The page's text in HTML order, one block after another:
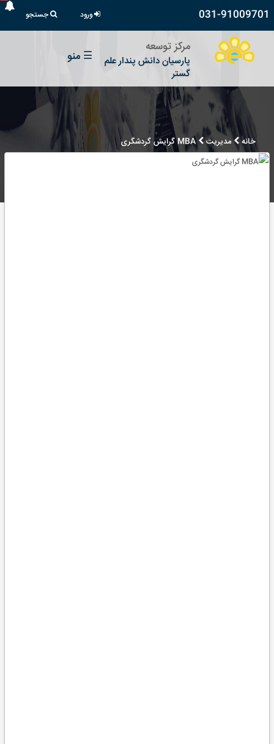
031-91009701 ورود جستجو
مرکز توسعه
پارسیان دانش پندار علم
گستر
☰ منو
خانه مدیریت MBA گرایش گردشگری